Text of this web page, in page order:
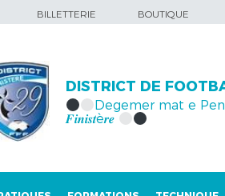
BILLETTERIE BOUTIQUE
DISTRICT DE
Degemer mat e
𝑭𝒊𝒏𝒊𝒔𝒕è𝒓𝒆